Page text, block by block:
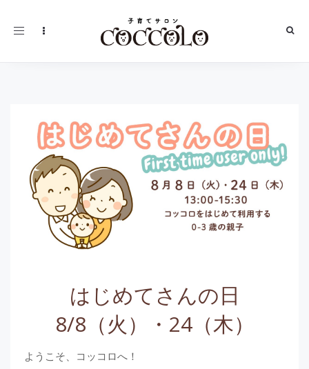
Toggle
はじめてさんの日
8/8（火）・24（木）
ようこそ、コッコロへ！